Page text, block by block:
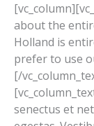
about the
Holland is
prefer to use
[/
senectus et